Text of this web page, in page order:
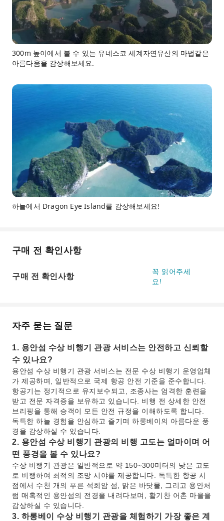
300m 높이에서 볼 수 있는 유네스코 세계자연유산의 마법같은
아름다움을 감상해보세요.
하늘에서 Dragon Eye Island를 감상해보세요!
구매 전 확인사항
구매 전 확인사항
꼭 읽어주세
요!
자주 묻는 질문
1. 용안섬 수상 비행기 관광 서비스는 안전하고 신뢰할
수 있나요?
용안섬 수상 비행기 관광 서비스는 전문 수상 비행기 운영업체
가 제공하며, 일반적으로 국제 항공 안전 기준을 준수합니다.
항공기는 정기적으로 유지보수되고, 조종사는 엄격한 훈련을
받고 전문 자격증을 보유하고 있습니다. 비행 전 상세한 안전
브리핑을 통해 승객이 모든 안전 규정을 이해하도록 합니다.
독특한 하늘 경험을 안심하고 즐기며 하롱베이의 아름다운 풍
경을 감상하실 수 있습니다.
2. 용안섬 수상 비행기 관광의 비행 고도는 얼마이며 어
떤 풍경을 볼 수 있나요?
수상 비행기 관광은 일반적으로 약 150~300미터의 낮은 고도
로 비행하여 최적의 조망 시야를 제공합니다. 독특한 항공 시
점에서 수천 개의 푸른 석회암 섬, 맑은 바닷물, 그리고 용안처
럼 매혹적인 용안섬의 전경을 내려다보며, 활기찬 어촌 마을을
감상하실 수 있습니다.
3. 하롱베이 수상 비행기 관광을 체험하기 가장 좋은 계